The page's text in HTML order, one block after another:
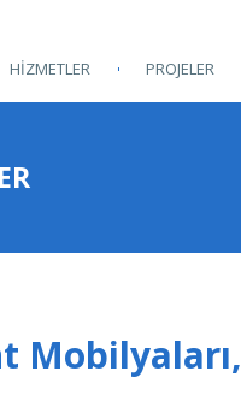
HİZMETLER PROJELER
Mobilyaları,